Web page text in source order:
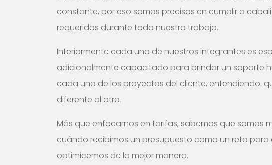
constante, por eso somos precisos en cumplir a
requeridos durante todo nuestro trabajo.
Interiormente cada uno de nuestros integrantes es
adicionalmente capacitado para brindar un soporte
cada uno de los proyectos del cliente, entendiendo.
diferente al otro.
Más que enfocarnos en tarifas, sabemos que somos
cuándo recibimos un presupuesto como un reto
optimicemos de la mejor manera.